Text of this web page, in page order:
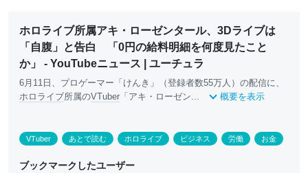
ホロライブ所属アキ・ローゼンタール、3Dライブは
「自腹」と告白 「0円の給料明細を何度見たこと
か」 - YouTubeニュース | ユーチュラ
6月11日、プロゲーマー「けんき」（登録者数55万人）の配信に、
ホロライブ所属のVTuber 「アキ・ローゼン... 概要を表示
VTuber あとで読む ホロライブ ビジネス 労働 お金
ブックマークしたユーザー